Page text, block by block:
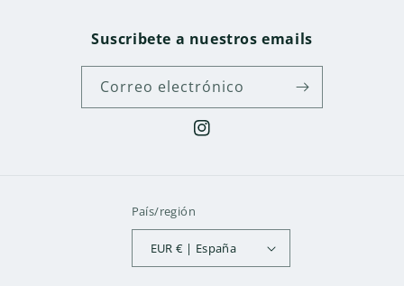
Suscribete a nuestros emails
Correo electrónico
Instagram
País/región
EUR € | España